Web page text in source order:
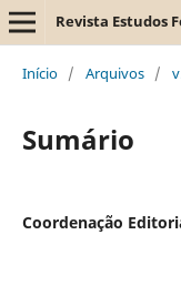
Revista Estudos
Início / Arquivos /
Sumário
Coordenação